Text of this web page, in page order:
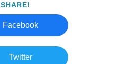
SHARE!
Facebook
Twitter